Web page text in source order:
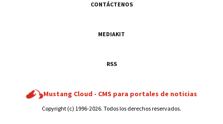
CONTÁCTENOS
MEDIAKIT
RSS
Mustang Cloud - CMS para portales de noticias
Copyright (c) 1996-2026. Todos los derechos reservados.